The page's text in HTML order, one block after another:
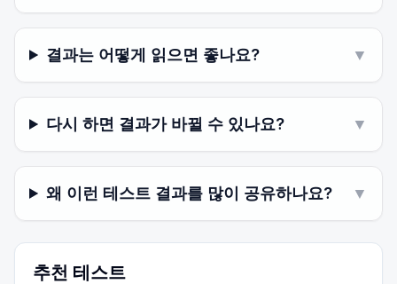
결과는 어떻게 읽으면 좋나요? ▼
다시 하면 결과가 바뀔 수 있나요? ▼
왜 이런 테스트 결과를 많이 공유하나요? ▼
추천 테스트